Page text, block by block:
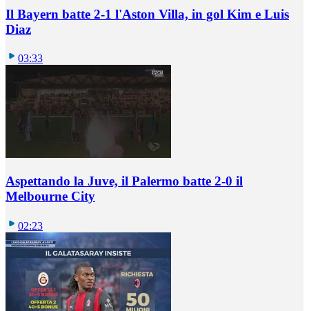
Il Bayern batte 2-1 l'Aston Villa, in gol Kim e Luis
Diaz
03:33
Aspettando la Juve, il Palermo batte 2-0 il
Melbourne City
02:23